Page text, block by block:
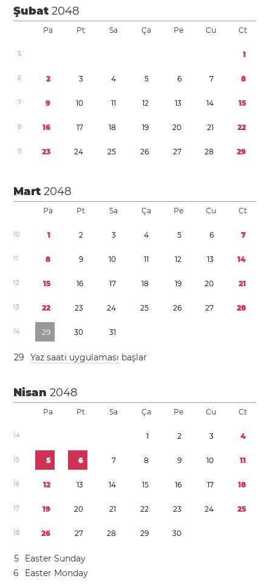
Şubat2048
Pa Pt Sa Ça Pe Cu Ct
5 1
6 2 3 4 5 6 7 8
7 9 10 11 12 13 14 15
8 16 17 18 19 20 21 22
9 23 24 25 26 27 28 29
Mart2048
Pa Pt Sa Ça Pe Cu Ct
10 1 2 3 4 5 6 7
11 8 9 10 11 12 13 14
12 15 16 17 18 19 20 21
13 22 23 24 25 26 27 28
14 29 30 31
29 Yaz saati uygulaması başlar
Nisan2048
Pa Pt Sa Ça Pe Cu Ct
14 1 2 3 4
15 5 6 7 8 9 10 11
16 12 13 14 15 16 17 18
17 19 20 21 22 23 24 25
18 26 27 28 29 30
5
Easter Sunday
6
Easter Monday